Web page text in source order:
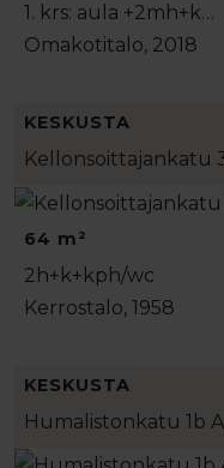
1. krs: aula +2mh+k…
Omakotitalo, 2018
KESKUSTA
Kellonsoittajankatu
64 m²
2h+k+kph/wc
Kerrostalo, 1958
KESKUSTA
Humalistonkatu 1b